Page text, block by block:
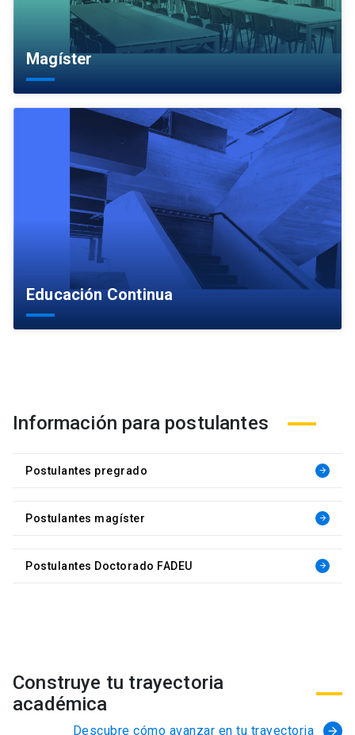
Magíster
Educación Continua
Información para postulantes
Postulantes pregrado arrow_forward
Postulantes magíster arrow_forward
Postulantes Doctorado FADEU arrow_forward
Construye tu trayectoria
académica
Descubre cómo avanzar en tu trayectoria arrow_forward